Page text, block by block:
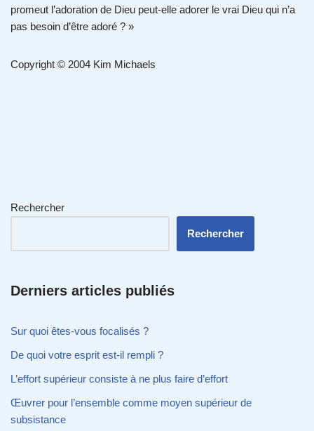
promeut l’adoration de Dieu peut-elle adorer le vrai Dieu qui n’a
pas besoin d’être adoré ? »
Copyright © 2004 Kim Michaels
Rechercher
Rechercher
Derniers articles publiés
Sur quoi êtes-vous focalisés ?
De quoi votre esprit est-il rempli ?
L’effort supérieur consiste à ne plus faire d’effort
Œuvrer pour l’ensemble comme moyen supérieur de
subsistance